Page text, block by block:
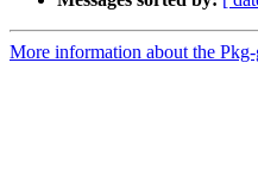
More information about the